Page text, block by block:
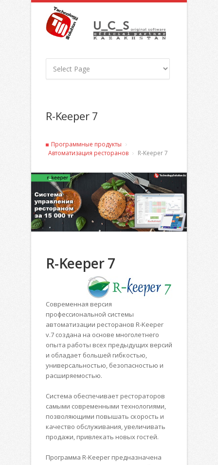
R-Keeper 7
Программные продукты
Автоматизация ресторанов
R-Keeper 7
R-Keeper 7
Современная версия
профессиональной системы
автоматизации ресторанов R-Keeper
v.7 создана на основе многолетнего
опыта работы всех предыдущих версий
и обладает большей гибкостью,
универсальностью, безопасностью и
расширяемостью.
Система обеспечивает рестораторов
самыми современными технологиями,
позволяющими повышать скорость и
качество обслуживания, увеличивать
продажи, привлекать новых гостей.
Программа R-Keeper предназначена